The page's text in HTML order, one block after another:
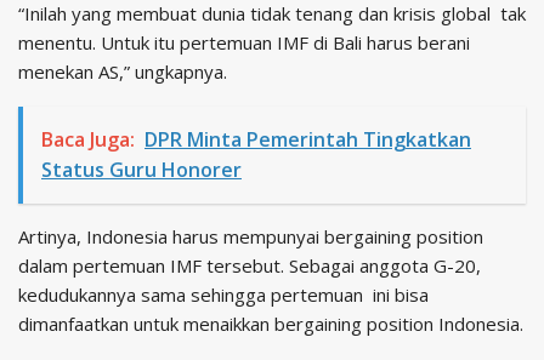
“Inilah yang membuat dunia tidak tenang dan krisis global tak
menentu. Untuk itu pertemuan IMF di Bali harus berani
menekan AS,” ungkapnya.
Baca Juga: DPR Minta Pemerintah Tingkatkan
Status Guru Honorer
Artinya, Indonesia harus mempunyai bergaining position
dalam pertemuan IMF tersebut. Sebagai anggota G-20,
kedudukannya sama sehingga pertemuan ini bisa
dimanfaatkan untuk menaikkan bergaining position Indonesia.